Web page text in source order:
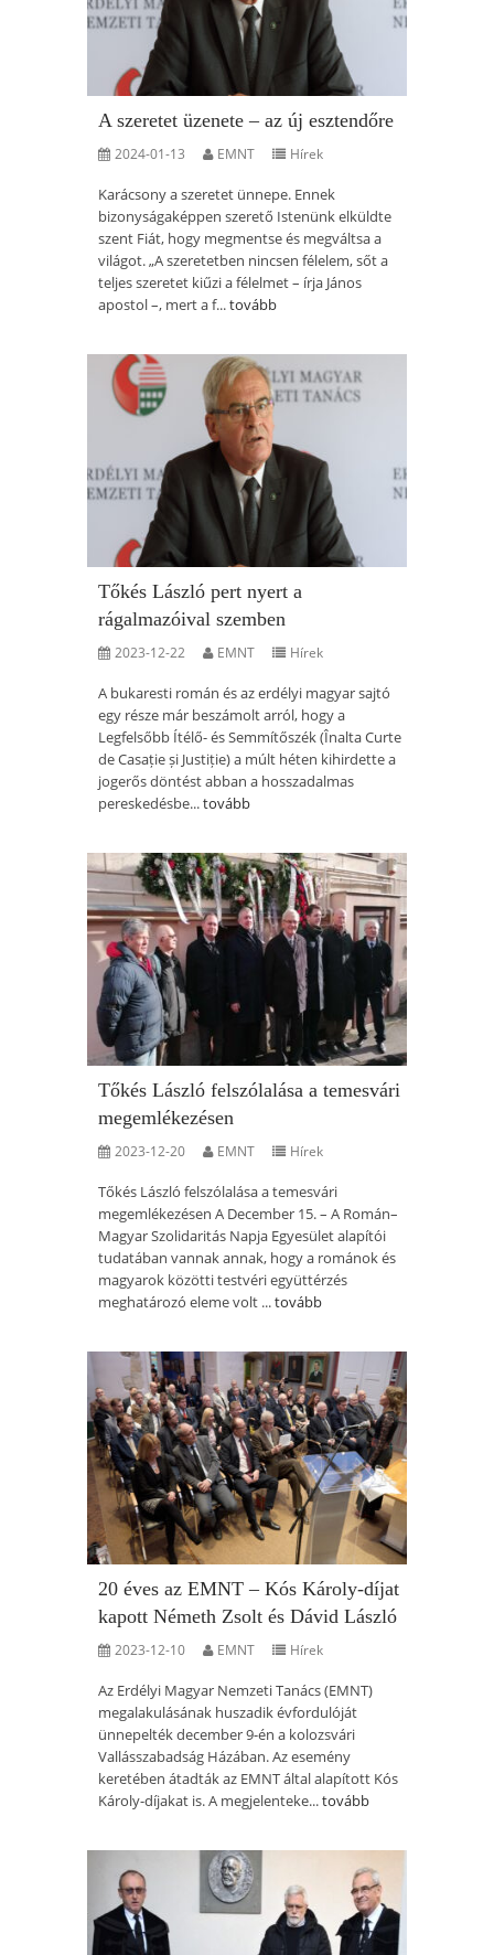
A szeretet üzenete – az új esztendőre
2024-01-13 EMNT Hírek
Karácsony a szeretet ünnepe. Ennek
bizonyságaképpen szerető Istenünk elküldte
szent Fiát, hogy megmentse és megváltsa a
világot. „A szeretetben nincsen félelem, sőt a
teljes szeretet kiűzi a félelmet – írja János
apostol –, mert a f...tovább
Tőkés László pert nyert a
rágalmazóival szemben
2023-12-22 EMNT Hírek
A bukaresti román és az erdélyi magyar sajtó
egy része már beszámolt arról, hogy a
Legfelsőbb Ítélő- és Semmítőszék (Înalta Curte
de Casație și Justiție) a múlt héten kihirdette a
jogerős döntést abban a hosszadalmas
pereskedésbe...tovább
Tőkés László felszólalása a temesvári
megemlékezésen
2023-12-20 EMNT Hírek
Tőkés László felszólalása a temesvári
megemlékezésen A December 15. – A Román–
Magyar Szolidaritás Napja Egyesület alapítói
tudatában vannak annak, hogy a románok és
magyarok közötti testvéri együttérzés
meghatározó eleme volt ...tovább
20 éves az EMNT – Kós Károly-díjat
kapott Németh Zsolt és Dávid László
2023-12-10 EMNT Hírek
Az Erdélyi Magyar Nemzeti Tanács (EMNT)
megalakulásának huszadik évfordulóját
ünnepelték december 9-én a kolozsvári
Vallásszabadság Házában. Az esemény
keretében átadták az EMNT által alapított Kós
Károly-díjakat is. A megjelenteke...tovább